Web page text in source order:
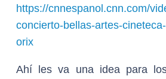
https://cnnespanol.cnn.com/
concierto-bellas-artes-
orix
Ahí les va una idea para